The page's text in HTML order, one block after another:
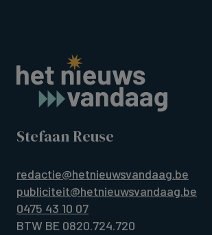
Stefaan Reuse
redactie@hetnieuwsvandaag.be
publiciteit@hetnieuwsvandaag.be
0475 43 10 07
BTW BE 0820.724.720